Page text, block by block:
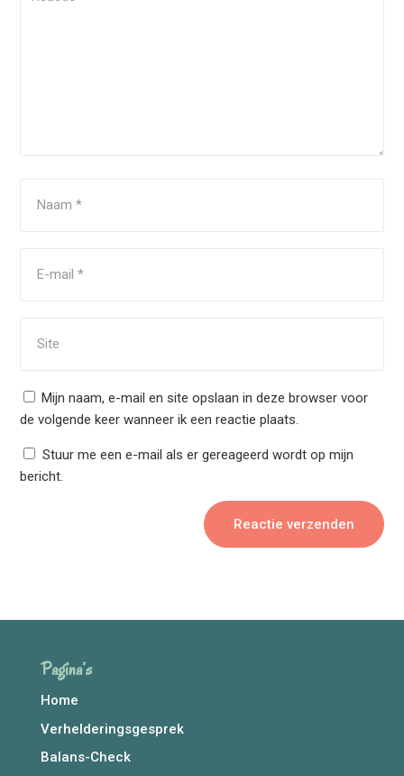
Mijn naam, e-mail en site opslaan in deze browser voor
de volgende keer wanneer ik een reactie plaats.
Stuur me een e-mail als er gereageerd wordt op mijn
bericht.
Reactie verzenden
Pagina’s
Home
Verhelderingsgesprek
Balans-Check